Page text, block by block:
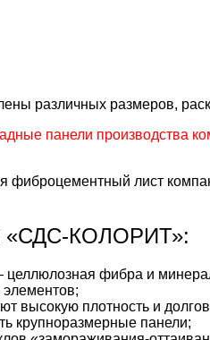
различных размеров,
панели производства
лист
«СДС-КОЛОРИТ»:
фибра и
плотность и
крупноразмерные панели;